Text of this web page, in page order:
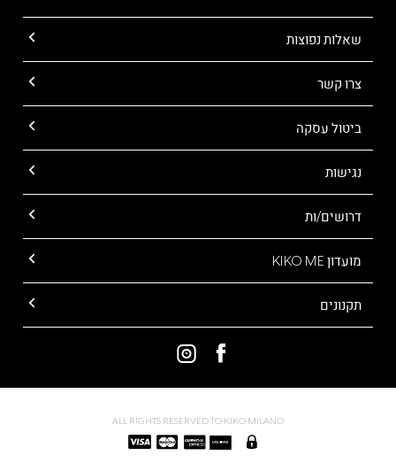
שאלות נפוצות
צרו קשר
ביטול עסקה
נגישות
דרושים/ות
מועדון KIKO ME
תקנונים
ALL RIGHTS RESERVED TO KIKO MILANO